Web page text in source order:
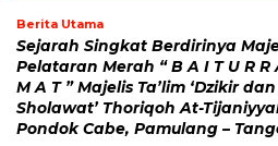
Berita Utama
Sejarah Singkat Berdirinya
Pelataran Merah “ B A I T U R R
M A T ” Majelis Ta’lim ‘Dzikir dan
Sholawat’ Thoriqoh At-
Pondok Cabe, Pamulang –